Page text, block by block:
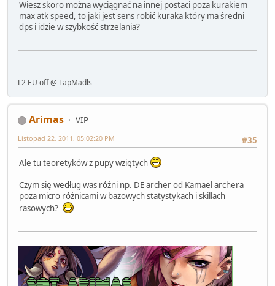
Wiesz skoro można wyciągnać na innej postaci poza kurakiem
max atk speed, to jaki jest sens robić kuraka który ma średni
dps i idzie w szybkość strzelania?
L2 EU off @ TapMadls
Arimas
VIP
#35
Listopad 22, 2011, 05:02:20 PM
Ale tu teoretyków z pupy wziętych
Czym się według was różni np. DE archer od Kamael archera
poza micro różnicami w bazowych statystykach i skillach
rasowych?